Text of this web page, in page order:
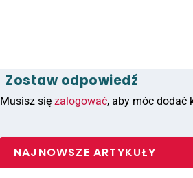
Zostaw odpowiedź
Musisz się zalogować, aby móc dodać
NAJNOWSZE ARTYKUŁY